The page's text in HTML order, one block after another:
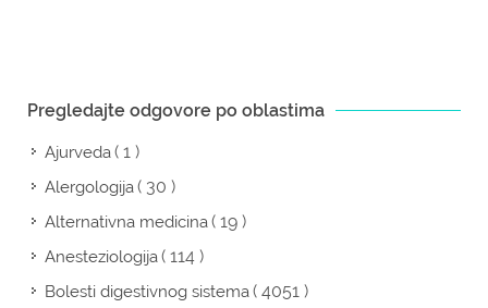
Pregledajte odgovore po oblastima
Ajurveda( 1 )
Alergologija( 30 )
Alternativna medicina( 19 )
Anesteziologija( 114 )
Bolesti digestivnog sistema( 4051 )